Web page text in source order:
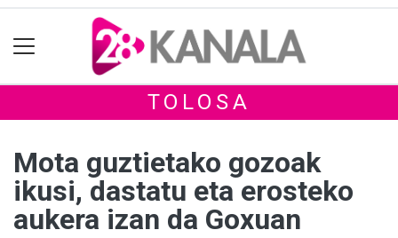
TOLOSA
Mota guztietako gozoak
ikusi, dastatu eta erosteko
aukera izan da Goxuan